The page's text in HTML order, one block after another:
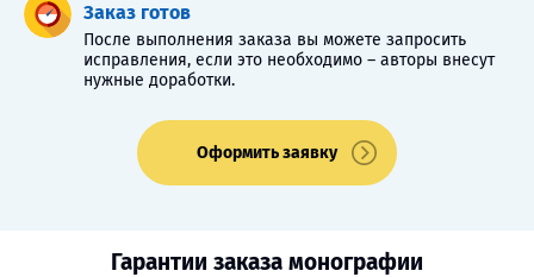
Заказ готов
После выполнения заказа вы можете запросить
исправления, если это необходимо – авторы внесут
нужные доработки.
Оформить заявку
Гарантии заказа монографии